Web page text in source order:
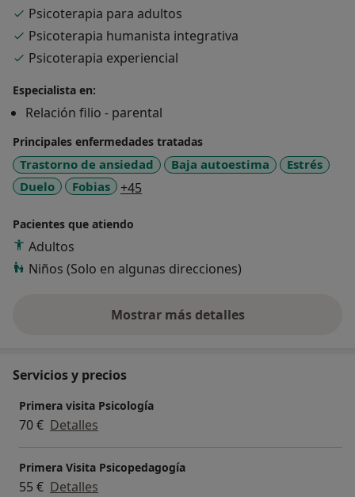
Psicoterapia para adultos
Psicoterapia humanista integrativa
Psicoterapia experiencial
Especialista en:
Relación filio - parental
Principales enfermedades tratadas
Trastorno de ansiedad Baja autoestima
Estrés
Duelo
Fobias +45
Pacientes que atiendo
Adultos
Niños (Solo en algunas direcciones)
Mostrar más detalles
sobre la experiencia
Servicios y precios
Primera visita Psicología
70 € Detalles
Primera Visita Psicopedagogía
55 € Detalles